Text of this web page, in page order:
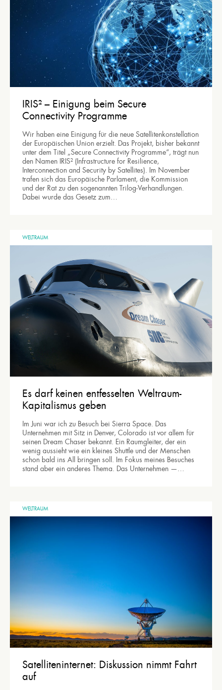
IRIS² – Einigung beim Secure
Connectivity Programme
Wir haben eine Einigung für die neue Satellitenkonstellation
der Europäischen Union erzielt. Das Projekt, bisher bekannt
unter dem Titel „Secure Connectivity Programme“, trägt nun
den Namen IRIS² (Infrastructure for Resilience,
Interconnection and Security by Satellites). Im November
trafen sich das Europäische Parlament, die Kommission
und der Rat zu den sogenannten Trilog-Verhandlungen.
Dabei wurde das Gesetz zum…
WELTRAUM
Es darf keinen entfesselten Weltraum-
Kapitalismus geben
Im Juni war ich zu Besuch bei Sierra Space. Das
Unternehmen mit Sitz in Denver, Colorado ist vor allem für
seinen Dream Chaser bekannt. Ein Raumgleiter, der ein
wenig aussieht wie ein kleines Shuttle und der Menschen
schon bald ins All bringen soll. Im Fokus meines Besuches
stand aber ein anderes Thema. Das Unternehmen —…
WELTRAUM
Satelliteninternet: Diskussion nimmt Fahrt
auf